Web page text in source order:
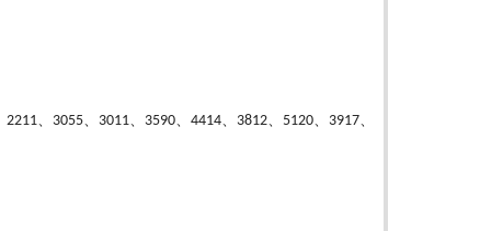
2211、 3055、 3011、 3590、 4414、 3812、 5120、 3917、